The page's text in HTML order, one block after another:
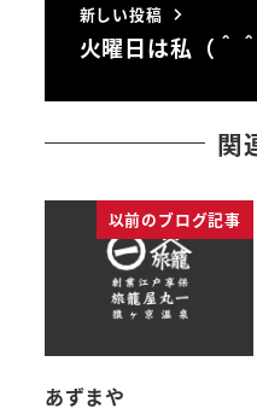
新しい投稿
火曜日は私（＾＾
関
以前のブログ記事
あずまや